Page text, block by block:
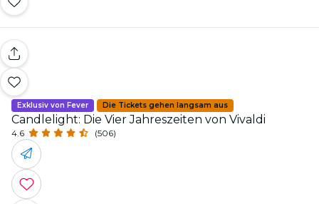
Exklusiv von Fever Die Tickets gehen langsam aus
Candlelight: Die Vier Jahreszeiten von Vivaldi
4.6 (506)